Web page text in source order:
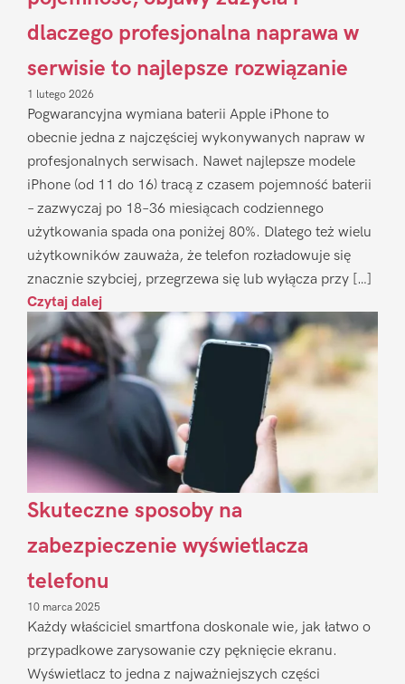
dlaczego profesjonalna naprawa w
serwisie to najlepsze rozwiązanie
1 lutego 2026
Pogwarancyjna wymiana baterii Apple iPhone to
obecnie jedna z najczęściej wykonywanych napraw w
profesjonalnych serwisach. Nawet najlepsze modele
iPhone (od 11 do 16) tracą z czasem pojemność baterii
– zazwyczaj po 18–36 miesiącach codziennego
użytkowania spada ona poniżej 80%. Dlatego też wielu
użytkowników zauważa, że telefon rozładowuje się
znacznie szybciej, przegrzewa się lub wyłącza przy […]
Czytaj dalej
Skuteczne sposoby na
zabezpieczenie wyświetlacza
telefonu
10 marca 2025
Każdy właściciel smartfona doskonale wie, jak łatwo o
przypadkowe zarysowanie czy pęknięcie ekranu.
Wyświetlacz to jedna z najważniejszych części